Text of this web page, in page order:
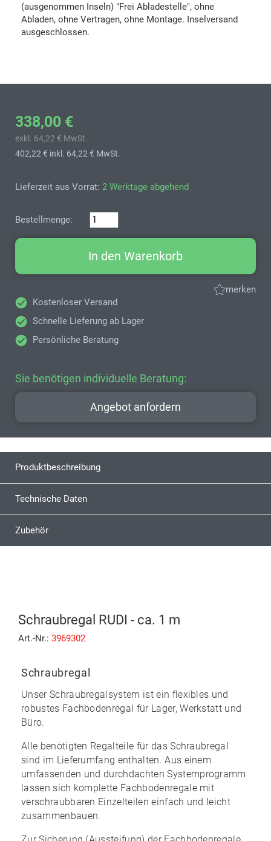
(ausgenommen Inseln) "Frei Abladestelle", ohne
Abladen, ohne Vertragen, ohne Montage. Inselversand
ausgeschlossen.
338,00 €
exkl. 64,22 € MwSt.
402,22 € inkl. 64,22 € MwSt.
Lieferzeit aus Vorrat: 2 Werktage abgehend
Bestellmenge:
In den Warenkorb
merken
Kostenloser Versand
Schnelle Lieferung ab Lager
Persönliche Beratung
Sie benötigen individuelle Beratung:
Angebot anfordern
Produktbeschreibung
Technische Daten
Zubehör
Schraubregal RUDI - ca. 1 m
Art.-Nr.: 3969302
Schraubregal
Unser Schraubregalsystem ist ein flexibles und
robustes Fachbodenregal für Lager, Werkstatt und
Büro.
Alle benötigten Regalteile für das Schraubregal
sind im Lieferumfang enthalten. Aus einem
umfassenden und durchdachten Systemprogramm
lassen sich komplette Fachbodenregale mit
verschraubbaren Einzelteileneinfach und leicht
zusammenbauen.